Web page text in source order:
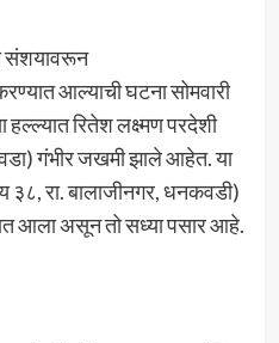
संशयावरून
आल्याची घटना सोमवारी
रितेश लक्ष्मण परदेशी
गंभीर जखमी झाले आहेत. या
३८, रा. बालाजीनगर, धनकवडी)
आला असून तो सध्या पसार आहे.